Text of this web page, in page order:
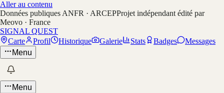
Aller au contenu
Données publiques ANFR · ARCEPProjet indépendant édité par
Meovo · France
SIGNAL QUEST
Carte
Profil Historique Galerie Stats Badges
Messages
Menu
Menu